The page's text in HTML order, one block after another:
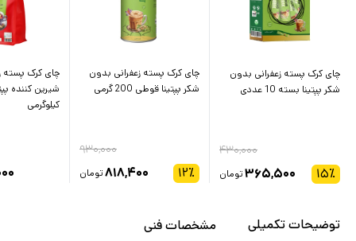
چای کرک پسته زعفرانی بدون
شکر پپتینا بسته 10 عددی
۱۵٪
۴۳۰,۰۰۰
۳۶۵,۵۰۰تومان
چای کرک پسته زعفرانی بدون
شکر پپتینا قوطی 200 گرمی
۱۲٪
۹۳۰,۰۰۰
۸۱۸,۴۰۰تومان
چای کرک پسته
شیرین کننده
کیلوگرمی
توضیحات تکمیلی مشخصات فنی